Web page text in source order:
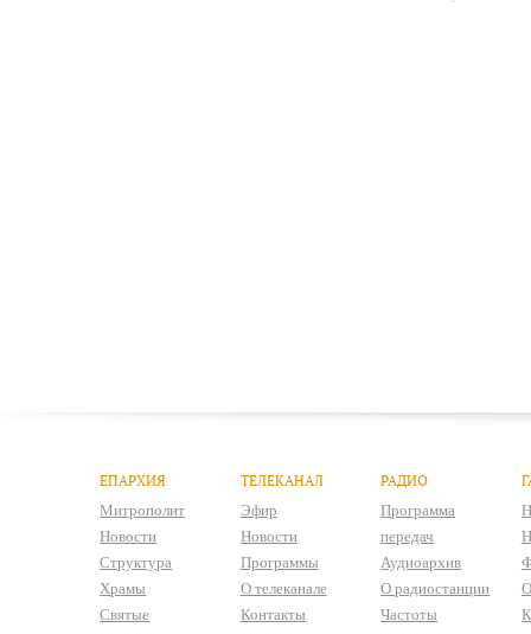
ЕПАРХИЯ
Митрополит
Новости
Структура
Храмы
Святые
ТЕЛЕКАНАЛ
Эфир
Новости
Программы
О телеканале
Контакты
РАДИО
Программа
передач
Аудиоархив
О радиостанции
Частоты